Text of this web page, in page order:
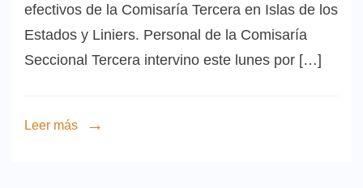
efectivos de la Comisaría Tercera en Islas de los
Estados y Liniers. Personal de la Comisaría
Seccional Tercera intervino este lunes por […]
Leer más